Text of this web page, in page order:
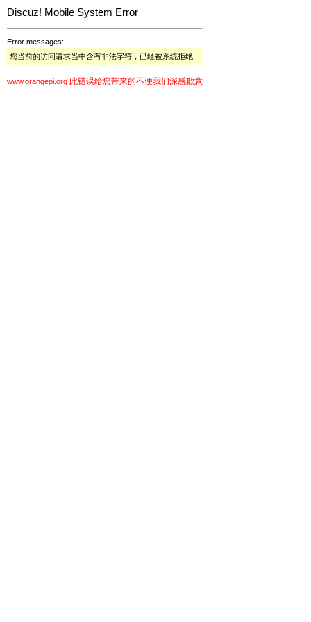
Discuz! Mobile System Error
Error messages:
您当前的访问请求当中含有非法字符，已经被系统拒绝
www.orangepi.org 此错误给您带来的不便我们深感歉意